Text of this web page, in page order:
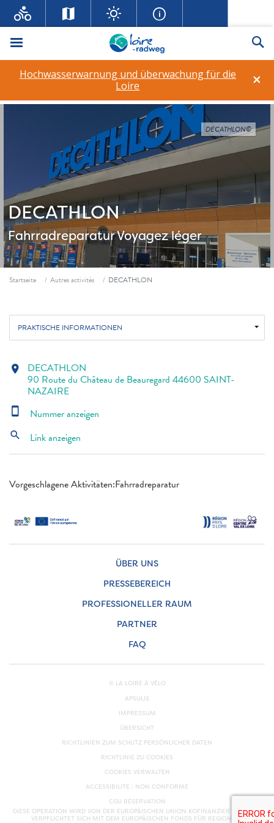
Menü
×
Hochwasserwarnung und überwachung für die
Loire
DECATHLON
FahrradreparaturVoyagez léger
DECATHLON©
Fil d'ariane
Startseite Autres activités DECATHLON
PRAKTISCHE INFORMATIONEN
Vorgeschlagene Aktivitäten:Fahrradreparatur
location_on DECATHLON
90 Route du Château de Beauregard 44600 SAINT-
NAZAIRE
smartphone Nummer anzeigen
search Link anzeigen
ÜBER UNS
PRESSEBEREICH
PROFESSIONELLER RAUM
PARTNER
FAQ
© LA LOIRE À VÉLO
APSULIS
IMPRESSUM
ÜBERSICHT
RICHTLINIEN ZUM SCHUTZ PERSÖNLICHER DATEN
RICHTLINIE ZU COOKIES
COOKIES VERWALTEN
ACCESSIBILITÉ : NON CONFORME
CGU RÉSERVATION
DIESE OPERATION WIRD VON DER EUROPÄISCHEN UNION KOFINANZIERT. EUROPA
VERPFLICHTET SICH MIT DEM EUROPÄISCHEN FONDS FÜR REGIONALE